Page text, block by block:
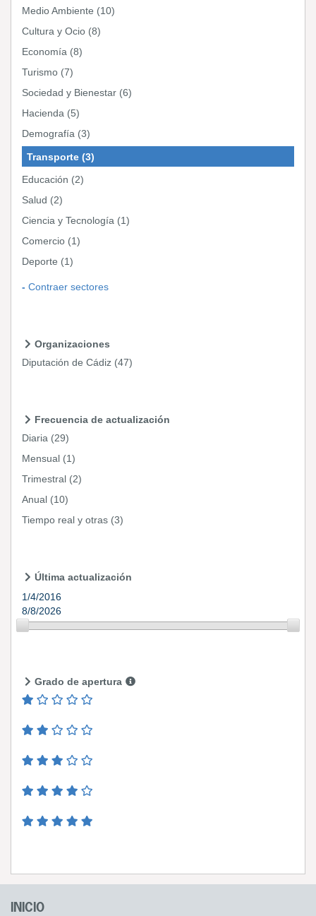
Medio Ambiente (10)
Cultura y Ocio (8)
Economía (8)
Turismo (7)
Sociedad y Bienestar (6)
Hacienda (5)
Demografía (3)
Transporte (3)
Educación (2)
Salud (2)
Ciencia y Tecnología (1)
Comercio (1)
Deporte (1)
Contraer sectores
Organizaciones
Diputación de Cádiz (47)
Frecuencia de actualización
Diaria (29)
Mensual (1)
Trimestral (2)
Anual (10)
Tiempo real y otras (3)
Última actualización
1/4/2016
8/8/2026
Grado de apertura
INICIO